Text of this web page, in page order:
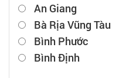
An Giang
Bà Rịa Vũng Tàu
Bình Phước
Bình Định